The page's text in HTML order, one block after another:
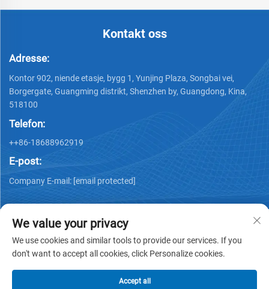
Kontakt oss
Adresse:
Kontor 902, niende etasje, bygg 1, Yunjing Plaza, Songbai vei,
Borgergate, Guangming distrikt, Shenzhen by, Guangdong, Kina,
518100
Telefon:
++86-18688962919
E-post:
Company E-mail: [email protected]
We value your privacy
We use cookies and similar tools to provide our services. If you
don't want to accept all cookies, click Personalize cookies.
Accept all